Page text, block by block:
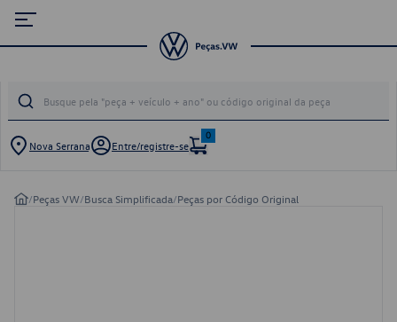
Nova Serrana Entre/registre-se
0
/Peças VW/Busca Simplificada/Peças por Código Original